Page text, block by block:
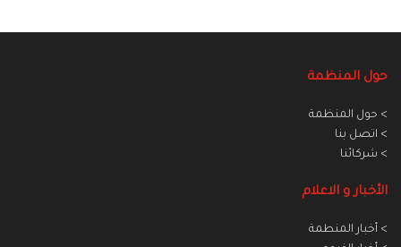
حول المنظمة
> حول المنظمة
> اتصل بنا
> شركائنا
الأخبار و الاعلام
> أخبار المنطمة